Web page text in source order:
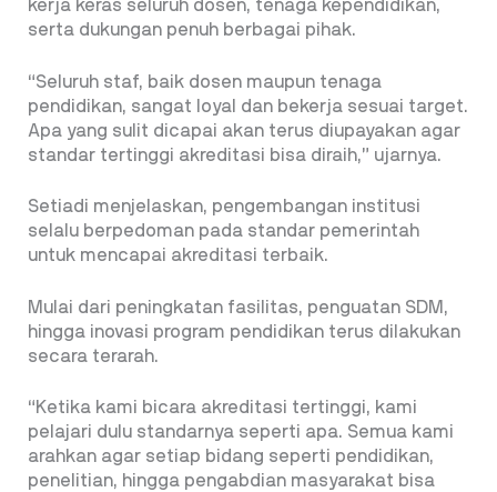
kerja keras seluruh dosen, tenaga kependidikan,
serta dukungan penuh berbagai pihak.
“Seluruh staf, baik dosen maupun tenaga
pendidikan, sangat loyal dan bekerja sesuai target.
Apa yang sulit dicapai akan terus diupayakan agar
standar tertinggi akreditasi bisa diraih,” ujarnya.
Setiadi menjelaskan, pengembangan institusi
selalu berpedoman pada standar pemerintah
untuk mencapai akreditasi terbaik.
Mulai dari peningkatan fasilitas, penguatan SDM,
hingga inovasi program pendidikan terus dilakukan
secara terarah.
“Ketika kami bicara akreditasi tertinggi, kami
pelajari dulu standarnya seperti apa. Semua kami
arahkan agar setiap bidang seperti pendidikan,
penelitian, hingga pengabdian masyarakat bisa